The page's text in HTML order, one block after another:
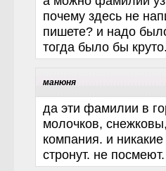
почему здесь не
пишете? и надо
тогда было бы
манюня
да эти фамилии в
молочков,
компания. и
стронут. не